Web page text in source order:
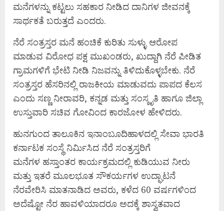
ಮನೆಗಳನ್ನು ಕಟ್ಟಲು ಸಹಕಾರ ನೀಡಿದ ದಾನಿಗಳ ಜೀವನಕ್ಕೆ
ಸಾರ್ಥಕತೆ ಬರುತ್ತದೆ ಎಂದರು.
ನೆರೆ ಸಂತ್ರಸ್ತರ ಮನೆ ಹಂಚಿಕೆ ಕುರಿತು ಸುಳ್ಳು ಆರೋಪ
ಮಾಡುವ ವಿರೋಧ ಪಕ್ಷ ಮುಖಂಡರು, ಖುದ್ದಾಗಿ ನೆರೆ ಪೀಡಿತ
ಗ್ರಾಮಗಳಿಗೆ ಭೇಟಿ ನೀಡಿ ನಿಜವನ್ನು ತಿಳಿದುಕೊಳ್ಳಬೇಕು. ನೆರೆ
ಸಂತ್ರಸ್ತರ ಹೆಸರಿನಲ್ಲಿ ರಾಜಕೀಯ ಮಾಡುವದು ಪಾಪದ ಕೆಲಸ
ಎಂದು ಸಣ್ಣ ನೀರಾವರಿ, ಕನ್ನಡ ಮತ್ತು ಸಂಸ್ಕೃತಿ ಹಾಗೂ ಜಿಲ್ಲಾ
ಉಸ್ತುವಾರಿ ಸಚಿವ ಗೋವಿಂದ ಕಾರಜೋಳ ಹೇಳಿದರು.
ಹುನಗುಂದ ತಾಲೂಕಿನ ಇನಾಂಬೂದಿಹಾಳದಲ್ಲಿ ಸೇವಾ ಭಾರತಿ
ಕರ್ನಾಟಕ ಸಂಸ್ಥೆ ನಿರ್ಮಿಸಿದ ನೆರೆ ಸಂತ್ರಸ್ತರಿಗೆ
ಮನೆಗಳ ಹಸ್ತಾಂತರ ಕಾರ್ಯಕ್ರಮದಲ್ಲಿ ಕುಡಿಯುವ ನೀರು
ಮತ್ತು ಇತರೆ ಮೂಲಭೂತ ಸೌಕರ್ಯಗಳ ಉದ್ಘಾಟನೆ
ನೆರವೇರಿಸಿ ಮಾತನಾಡಿದ ಅವರು, ಕಳೆದ 60 ವರ್ಷಗಳಿಂದ
ಅದೆಷ್ಟೋ ನೆರ ಹಾವಳಿಯಾದರೂ ಅದಕ್ಕೆ ಶಾಸ್ವತವಾದ